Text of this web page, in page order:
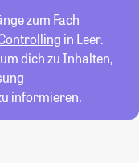
zum Fach
in Leer.
dich zu Inhalten,
informieren.